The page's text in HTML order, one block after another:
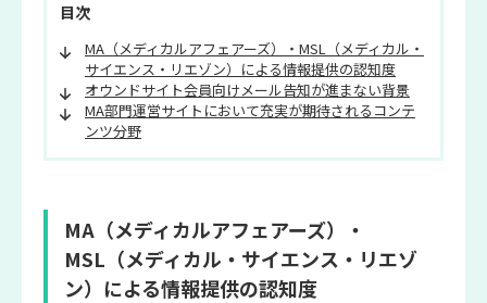
目次
MA（メディカルアフェアーズ）・MSL（メディカル・
サイエンス・リエゾン）による情報提供の認知度
オウンドサイト会員向けメール告知が進まない背景
MA部門運営サイトにおいて充実が期待されるコンテ
ンツ分野
MA（メディカルアフェアーズ）・
MSL（メディカル・サイエンス・リエゾ
ン）による情報提供の認知度